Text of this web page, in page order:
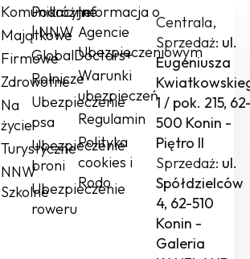
Komunikacyjne
Majątkowe
Firmowe
Zdrowotne
Na
życie
Turystyczne
NNW
Szkolne
Podróżne
| NNW
GlobalDoctors+
Rolnicze
Ubezpieczenie
psa
Ubezpieczenie
broni
Ubezpieczenie
roweru
Informacja o
Agencie
Ubezpieczeniowym
Warunki
ubezpieczeń
Regulamin
Polityka
cookies i
Rodo
Centrala,
Sprzedaż: ul.
Eugeniusza
1 / pok. 215,
500 Konin -
Piętro II
Sprzedaż: ul.
Spółdzielców
4, 62-510
Konin -
Galeria